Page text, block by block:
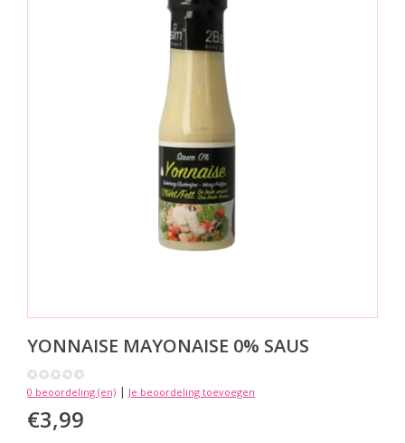
YONNAISE MAYONAISE 0% SAUS
0 beoordeling (en) | Je beoordeling toevoegen
€3,99